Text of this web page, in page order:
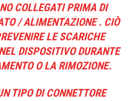
COLLEGATI PRIMA DI
/ ALIMENTAZIONE . CIÒ
LE SCARICHE
DISPOSITIVO DURANTE
O LA RIMOZIONE.
TIPO DI CONNETTORE